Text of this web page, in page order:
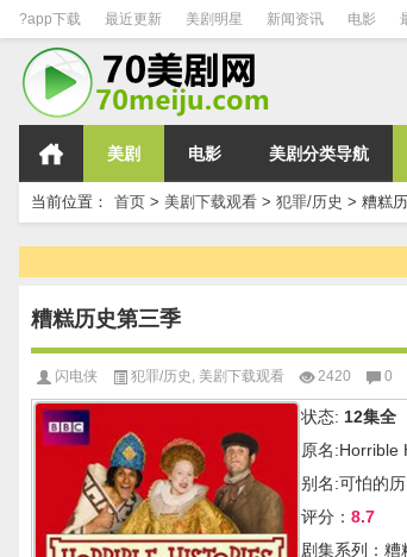
?app下载 最近更新 美剧明星 新闻资讯 电影
美剧 电影 美剧分类导航
当前位置： 首页 > 美剧下载观看 > 犯罪/历史 > 糟糕
糟糕历史第三季
闪电侠 犯罪/历史 美剧下载观看 2420 0
状态: 12集全
原名:Horrible
别名:可怕的
评分： 8.7
剧集系列：糟